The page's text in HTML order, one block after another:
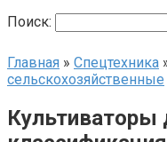
Поиск:
Главная » Спецтехника
сельскохозяйственные
Культиваторы